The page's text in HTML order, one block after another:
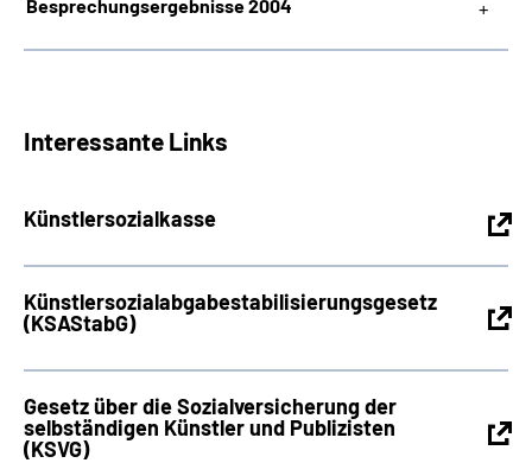
Besprechungsergebnisse 2004
Interessante Links
Künstlersozialkasse
Künstlersozialabgabestabilisierungsgesetz
(KSAStabG)
Gesetz über die Sozialversicherung der
selbständigen Künstler und Publizisten
(KSVG)